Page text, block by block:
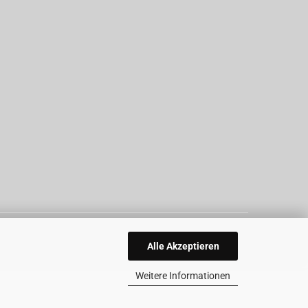
Alle Akzeptieren
Weitere Informationen